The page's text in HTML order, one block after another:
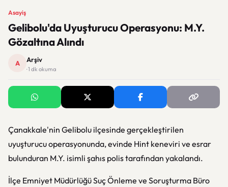
Asayiş
Gelibolu'da Uyuşturucu Operasyonu: M.Y.
Gözaltına Alındı
A Arşiv
· 1 dk okuma
Çanakkale'nin Gelibolu ilçesinde gerçekleştirilen
uyuşturucu operasyonunda, evinde Hint keneviri ve esrar
bulunduran M.Y. isimli şahıs polis tarafından yakalandı.
İlçe Emniyet Müdürlüğü Suç Önleme ve Soruşturma Büro